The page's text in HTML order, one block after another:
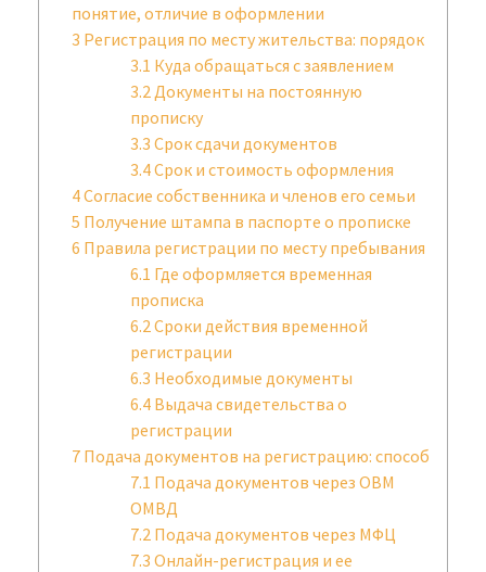
понятие, отличие в оформлении
3 Регистрация по месту жительства: порядок
3.1 Куда обращаться с заявлением
3.2 Документы на постоянную
прописку
3.3 Срок сдачи документов
3.4Срок и стоимость оформления
4Согласие собственника и членов его семьи
5 Получение штампа в паспорте о прописке
6 Правила регистрации по месту пребывания
6.1 Где оформляется временная
прописка
6.2 Сроки действия временной
регистрации
6.3 Необходимые документы
6.4 Выдача свидетельства о
регистрации
7 Подача документов на регистрацию: способ
7.1 Подача документов через ОВМ
ОМВД
7.2 Подача документов через МФЦ
7.3 Онлайн-регистрация и ее